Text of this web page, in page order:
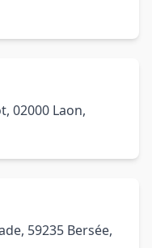
02000 Laon,
59235 Bersée,